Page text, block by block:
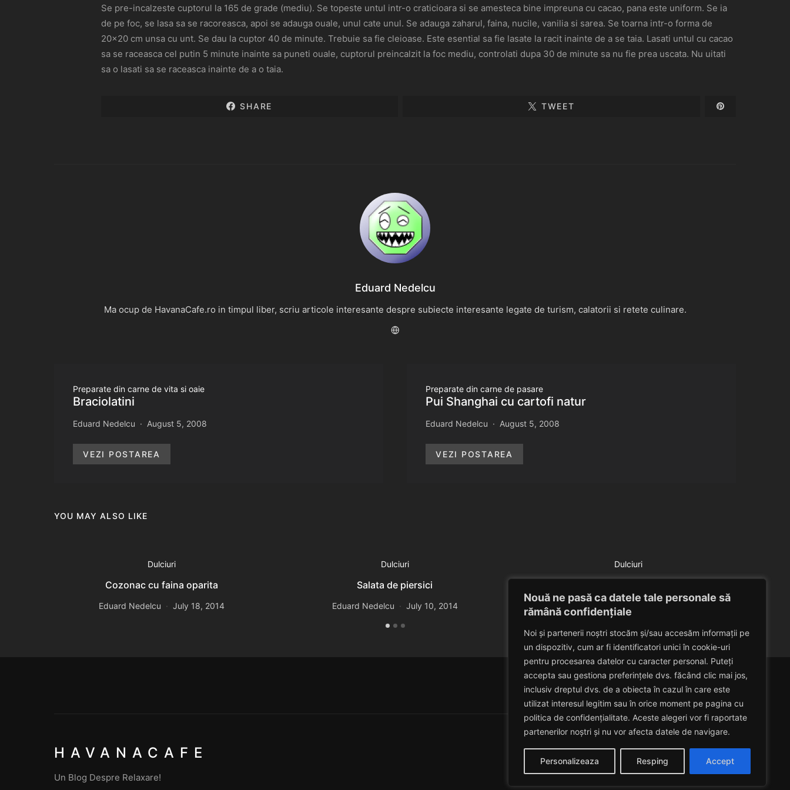
Nouă ne pasă ca datele tale personale să
rămână confidențiale
Noi și partenerii noștri stocăm și/sau accesăm informații pe
un dispozitiv, cum ar fi identificatori unici în cookie-uri
pentru procesarea datelor cu caracter personal. Puteți
accepta sau gestiona preferințele dvs. făcând clic mai jos,
inclusiv dreptul dvs. de a obiecta în cazul în care este
utilizat interesul legitim sau în orice moment pe pagina cu
politica de confidențialitate. Aceste alegeri vor fi raportate
partenerilor noștri și nu vor afecta datele de navigare.
Personalizeaza Resping Accept
Se pre-incalzeste cuptorul la 165 de grade (mediu). Se topeste untul intr-o craticioara si se amesteca bine impreuna cu cacao, pana este uniform. Se ia
de pe foc, se lasa sa se racoreasca, apoi se adauga ouale, unul cate unul. Se adauga zaharul, faina, nucile, vanilia si sarea. Se toarna intr-o forma de
20×20 cm unsa cu unt. Se dau la cuptor 40 de minute. Trebuie sa fie cleioase. Este esential sa fie lasate la racit inainte de a se taia. Lasati untul cu cacao
sa se raceasca cel putin 5 minute inainte sa puneti ouale, cuptorul preincalzit la foc mediu, controlati dupa 30 de minute sa nu fie prea uscata. Nu uitati
sa o lasati sa se raceasca inainte de a o taia.
SHARE TWEET
Eduard Nedelcu
Ma ocup de HavanaCafe.ro in timpul liber, scriu articole interesante despre subiecte interesante legate de turism, calatorii si retete culinare.
Preparate din carne de vita si oaie
Braciolatini
Eduard Nedelcu August 5, 2008
VEZI POSTAREA
Preparate din carne de pasare
Pui Shanghai cu cartofi natur
Eduard Nedelcu August 5, 2008
VEZI POSTAREA
YOU MAY ALSO LIKE
Dulciuri
Cozonac cu faina oparita
Eduard Nedelcu July 18, 2014
Dulciuri
Salata de piersici
Eduard Nedelcu July 10, 2014
Dulciuri
Eduard Nedelcu July 9, 2014
HAVANACAFE
Un Blog Despre Relaxare!